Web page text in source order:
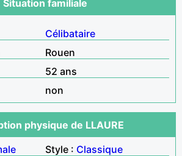
Situation familiale
Célibataire
Rouen
52 ans
non
physique de LLAURE
Style : Classique